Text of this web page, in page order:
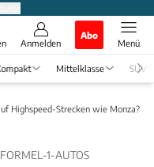
Anmelden
Abo
Menü
Mittelklasse SUV
Highspeed-Strecken wie Monza?
1-AUTOS